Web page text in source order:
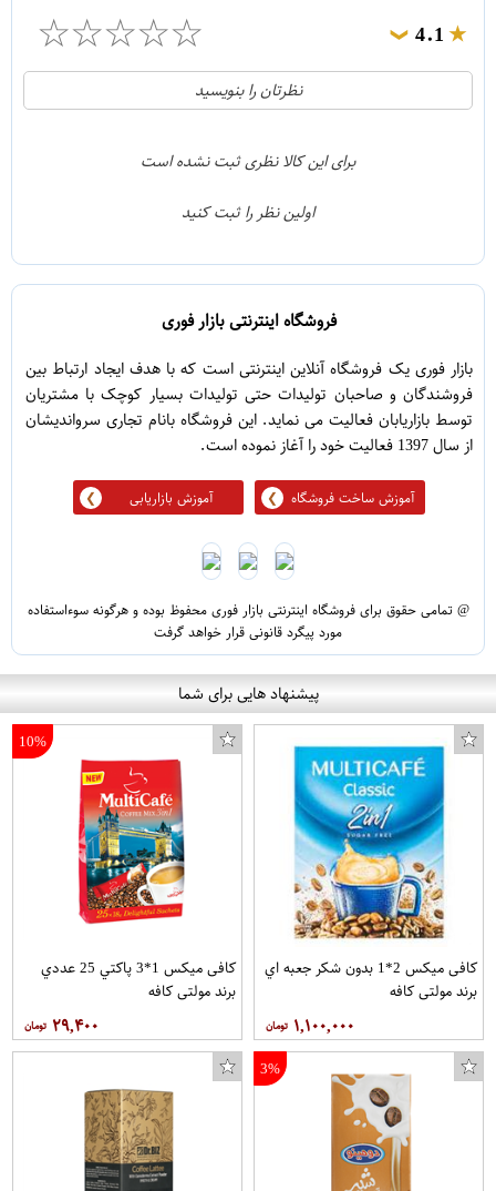
4.1
❯
☆
☆
☆
☆
☆
21
1
نظرتان را بنویسید
برای این کالا نظری ثبت نشده است
اولین نظر را ثبت کنید
فروشگاه اینترنتی بازار فوری
بازار فوری یک فروشگاه آنلاین اینترنتی است که با هدف ایجاد ارتباط بین
فروشندگان و صاحبان تولیدات حتی تولیدات بسیار کوچک با مشتریان
توسط بازاریابان فعالیت می نماید. این فروشگاه بانام تجاری سرواندیشان
از سال 1397 فعالیت خود را آغاز نموده است.
آموزش ساخت فروشگاه آموزش بازاریابی
@ تمامی حقوق برای فروشگاه اینترنتی بازار فوری محفوظ بوده و هرگونه سوءاستفاده
مورد پیگرد قانونی قرار خواهد گرفت
پیشنهاد هایی برای شما
کافی میکس 2*1 بدون شکر جعبه اي
برند مولتی کافه
۱,۱۰۰,۰۰۰
10%
کافی میکس 1*3 پاکتي 25 عددي
برند مولتی کافه
۲۹,۴۰۰
3%